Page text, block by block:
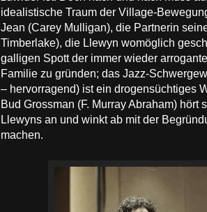
idealistische Traum der Village-
Jean (Carey Mulligan), die Partnerin
Timberlake), die Llewyn womöglich
galligen Spott der immer wieder
Familie zu gründen; das Jazz-
– hervorragend) ist ein drogensüchtiges
Bud Grossman (F. Murray Abraham)
Llewyns an und winkt ab mit der
machen.